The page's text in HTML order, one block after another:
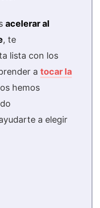
acelerar al
, te
lista con los
a tocar la
hemos
a elegir